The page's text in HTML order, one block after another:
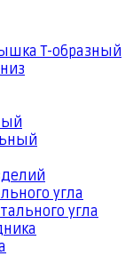
Т-образный
угла
угла